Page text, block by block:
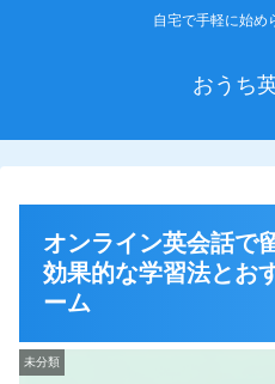
自宅で手軽に始め
おうち
オンライン英会話で
効果的な学習法とお
ーム
未分類